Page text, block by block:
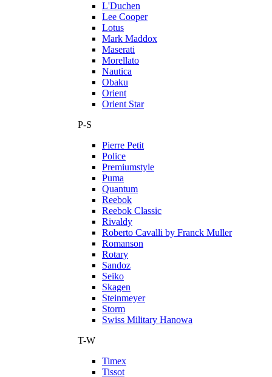
L'Duchen
Lee Cooper
Lotus
Mark Maddox
Maserati
Morellato
Nautica
Obaku
Orient
Orient Star
P-S
Pierre Petit
Police
Premiumstyle
Puma
Quantum
Reebok
Reebok Classic
Rivaldy
Roberto Cavalli by Franck Muller
Romanson
Rotary
Sandoz
Seiko
Skagen
Steinmeyer
Storm
Swiss Military Hanowa
T-W
Timex
Tissot